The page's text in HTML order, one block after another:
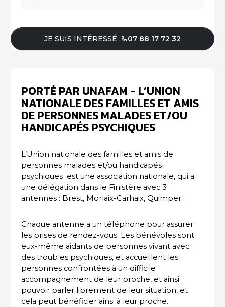
JE SUIS INTÉRESSÉ : 07 88 17 72 32
PORTÉ PAR UNAFAM - L’UNION
NATIONALE DES FAMILLES ET AMIS
DE PERSONNES MALADES ET/OU
HANDICAPÉS PSYCHIQUES
L’Union nationale des familles et amis de
personnes malades et/ou handicapés
psychiques est une association nationale, qui a
une délégation dans le Finistère avec 3
antennes : Brest, Morlaix-Carhaix, Quimper.
Chaque antenne a un téléphone pour assurer
les prises de rendez-vous. Les bénévoles sont
eux-même aidants de personnes vivant avec
des troubles psychiques, et accueillent les
personnes confrontées à un difficile
accompagnement de leur proche, et ainsi
pouvoir parler librement de leur situation, et
cela peut bénéficier ainsi à leur proche.